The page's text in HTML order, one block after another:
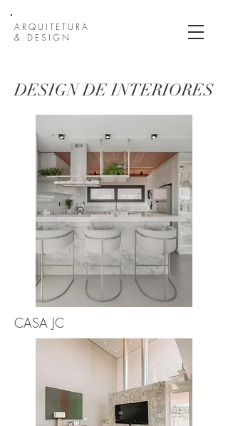
ARQUITETURA
& DESIGN
DESIGN DE INTERIORES
CASA JC